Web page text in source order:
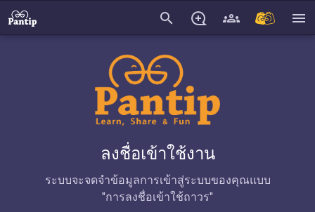
search menu
ลงชื่อเข้าใช้งาน
ระบบจะจดจำข้อมูลการเข้าสู่ระบบของคุณแบบ
"การลงชื่อเข้าใช้ถาวร"